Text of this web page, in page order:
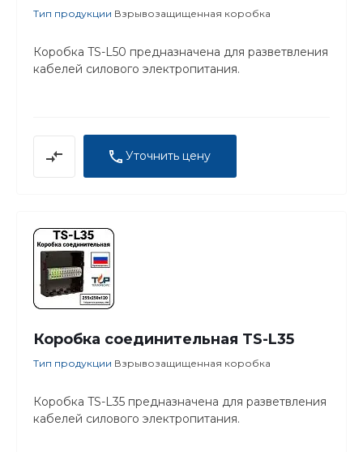
Тип продукции Взрывозащищенная коробка
Коробка TS-L50 предназначена для разветвления
кабелей силового электропитания.
Уточнить цену
Коробка соединительная TS-L35
Тип продукции Взрывозащищенная коробка
Коробка TS-L35 предназначена для разветвления
кабелей силового электропитания.